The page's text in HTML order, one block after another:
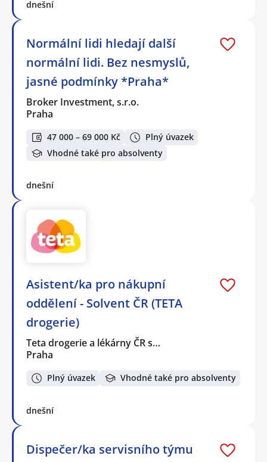
dnešní
Normální lidi hledají další
normální lidi. Bez nesmyslů,
jasné podmínky *Praha*
Broker Investment, s.r.o.
Praha
47 000 – 69 000 Kč
Plný úvazek
Vhodné také pro absolventy
dnešní
Asistent/ka pro nákupní
oddělení - Solvent ČR (TETA
drogerie)
Teta drogerie a lékárny ČR s…
Praha
Plný úvazek Vhodné také pro absolventy
dnešní
Dispečer/ka servisního týmu